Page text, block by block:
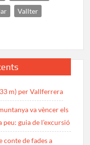
Vallter
m) per Vallferrera
va vèncer els
guia de l’excursió
conte de fades a